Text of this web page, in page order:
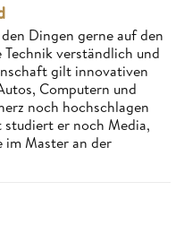
Dingen gerne auf den
verständlich und
gilt innovativen
Computern und
noch hochschlagen
er noch Media,
im Master an der